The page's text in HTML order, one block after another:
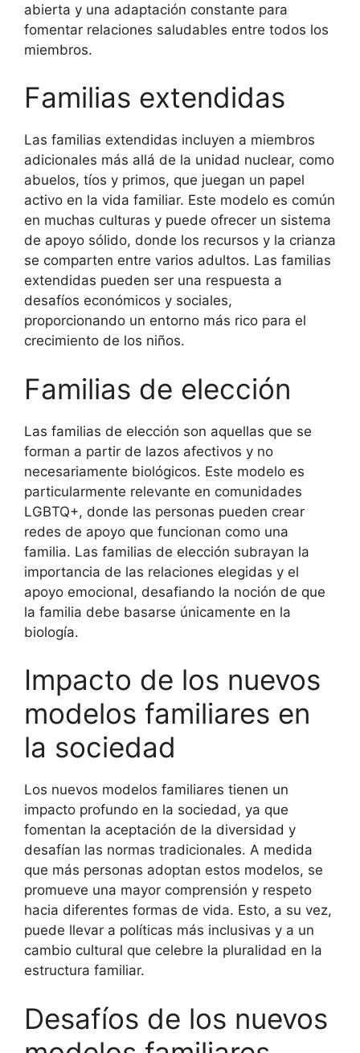
abierta y una adaptación constante para
fomentar relaciones saludables entre todos los
miembros.
Familias extendidas
Las familias extendidas incluyen a miembros
adicionales más allá de la unidad nuclear, como
abuelos, tíos y primos, que juegan un papel
activo en la vida familiar. Este modelo es común
en muchas culturas y puede ofrecer un sistema
de apoyo sólido, donde los recursos y la crianza
se comparten entre varios adultos. Las familias
extendidas pueden ser una respuesta a
desafíos económicos y sociales,
proporcionando un entorno más rico para el
crecimiento de los niños.
Familias de elección
Las familias de elección son aquellas que se
forman a partir de lazos afectivos y no
necesariamente biológicos. Este modelo es
particularmente relevante en comunidades
LGBTQ+, donde las personas pueden crear
redes de apoyo que funcionan como una
familia. Las familias de elección subrayan la
importancia de las relaciones elegidas y el
apoyo emocional, desafiando la noción de que
la familia debe basarse únicamente en la
biología.
Impacto de los nuevos
modelos familiares en
la sociedad
Los nuevos modelos familiares tienen un
impacto profundo en la sociedad, ya que
fomentan la aceptación de la diversidad y
desafían las normas tradicionales. A medida
que más personas adoptan estos modelos, se
promueve una mayor comprensión y respeto
hacia diferentes formas de vida. Esto, a su vez,
puede llevar a políticas más inclusivas y a un
cambio cultural que celebre la pluralidad en la
estructura familiar.
Desafíos de los nuevos